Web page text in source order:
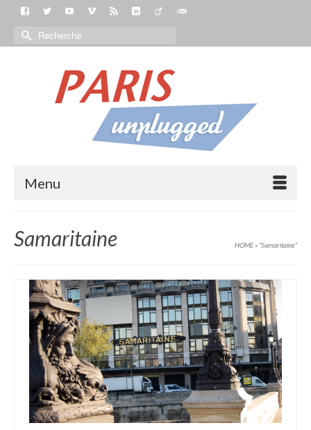
Menu
Samaritaine HOME» “Samaritaine“